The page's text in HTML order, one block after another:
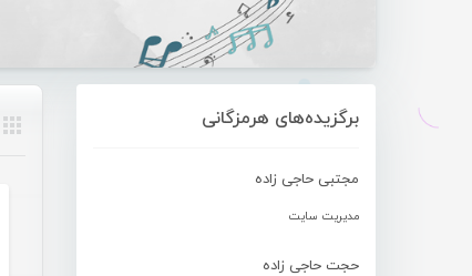
برگزیده‌های هرمزگانی
مجتبی حاجی زاده
مدیریت سایت
حجت حاجی زاده